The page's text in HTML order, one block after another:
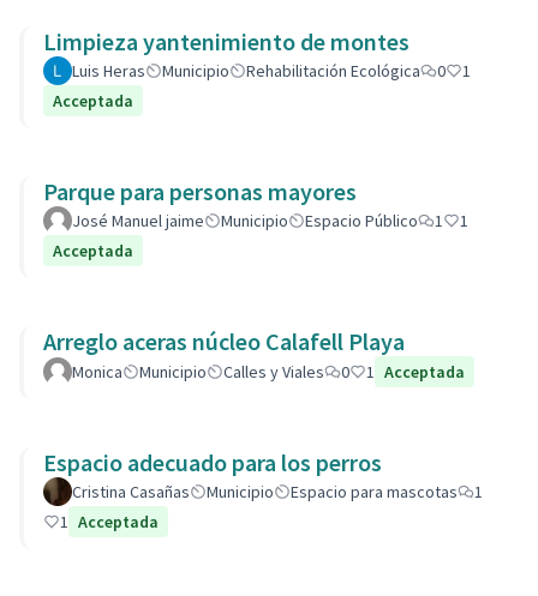
Limpieza yantenimiento de montes
Luis Heras Municipio Rehabilitación Ecológica 0
1
Acceptada
Parque para personas mayores
José Manuel jaime Municipio Espacio Público 1
1
Acceptada
Arreglo aceras núcleo Calafell Playa
Monica Municipio Calles y Viales 0 1 Acceptada
Espacio adecuado para los perros
Cristina Casañas Municipio Espacio para mascotas
1
1 Acceptada